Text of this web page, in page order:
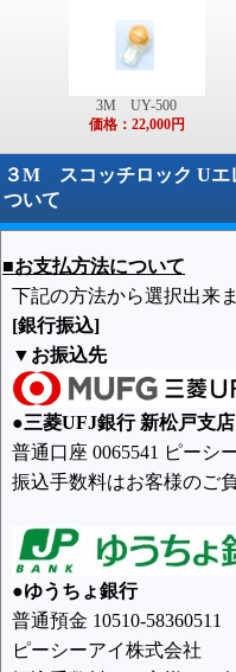
3M UY-500
価格：22,000円
３M スコッチロック Uエ
ついて
■お支払方法について
下記の方法から選択出来ま
[銀行振込]
▼お振込先
●三菱UFJ銀行 新松戸支店
普通口座 0065541 ピーシ
振込手数料はお客様のご
●ゆうちょ銀行
普通預金 10510-58360511
ピーシーアイ株式会社